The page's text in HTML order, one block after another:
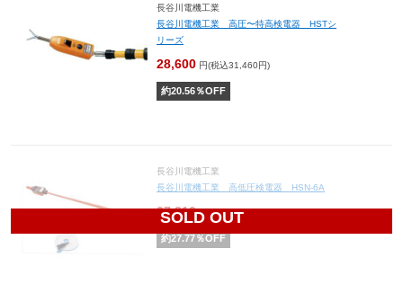
長谷川電機工業
長谷川電機工業 高圧〜特高検電器 HSTシ
リーズ
28,600 円(税込31,460円)
約20.56％OFF
SOLD OUT
長谷川電機工業
長谷川電機工業 高低圧検電器 HSN-6A
27,810円(税込30,591円)
約27.77％OFF